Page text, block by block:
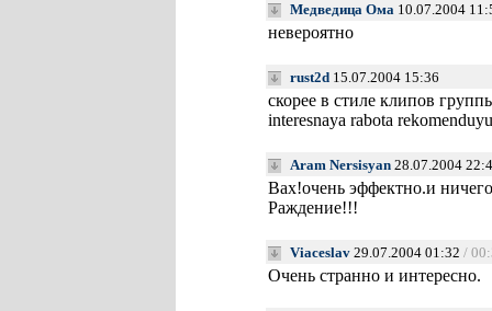
Медведица Ома 10.07.2004
невероятно
rust2d 15.07.2004 15:36
скорее в стиле клипов
interesnaya rabota rekomenduyu
Aram Nersisyan 28.07.2004
Вах!очень эффектно.и
Раждение!!!
Viaceslav 29.07.2004 01:32 /
Очень странно и интересно.